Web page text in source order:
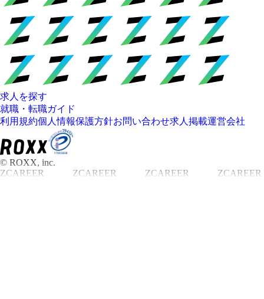
求人を探す
就職・転職ガイド
利用規約個人情報保護方針お問い合わせ求人掲載運営会社
© ROXX, inc.
ZCAREER
ZCAREER ZCAREER ZCAREER